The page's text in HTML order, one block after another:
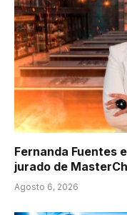
Fernanda Fuentes
jurado de
Agosto 6, 2026